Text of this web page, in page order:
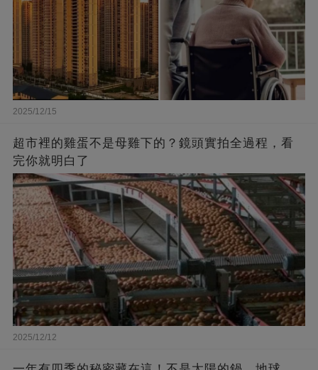
2025/12/15
超市裡的雞蛋不是母雞下的？鏡頭實拍全過程，看
完你就明白了
2025/12/12